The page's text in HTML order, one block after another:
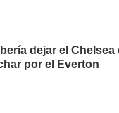
dejar el Chelsea
por el Everton